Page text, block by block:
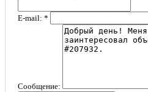
E-mail: *
Сообщение: